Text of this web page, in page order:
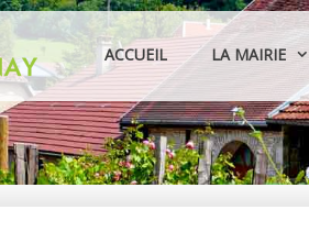
ACCUEIL LA MAIRIE